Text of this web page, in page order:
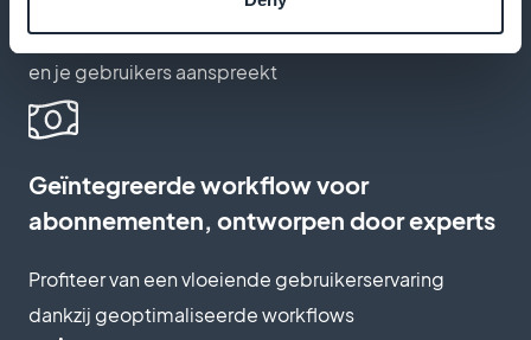
Maak een inschrijfpagina die je merk weerspiegelt
en je gebruikers aanspreekt
Geïntegreerde workflow voor
abonnementen, ontworpen door experts
Profiteer van een vloeiende gebruikerservaring
dankzij geoptimaliseerde workflows